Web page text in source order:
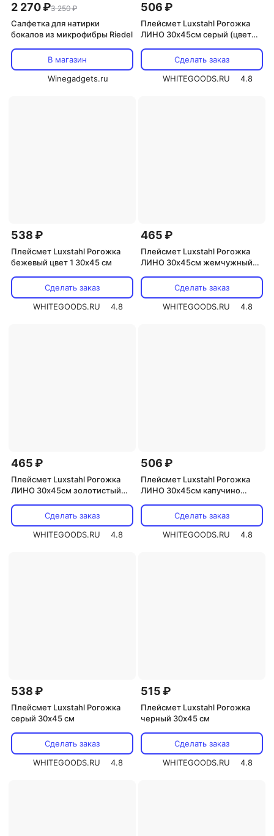
2 270 ₽3 250 ₽
Салфетка для натирки
бокалов из микрофибры Riedel
В магазин
Winegadgets.ru
506 ₽
Плейсмет Luxstahl Рогожка
ЛИНО 30х45см серый (цвет
Сделать заказ
WHITEGOODS.RU
4.8
538 ₽
Плейсмет Luxstahl Рогожка
бежевый цвет 1 30х45 см
Сделать заказ
WHITEGOODS.RU
4.8
465 ₽
Плейсмет Luxstahl Рогожка
ЛИНО 30х45см жемчужный
Сделать заказ
WHITEGOODS.RU
4.8
465 ₽
Плейсмет Luxstahl Рогожка
ЛИНО 30х45см золотистый
Сделать заказ
WHITEGOODS.RU
4.8
506 ₽
Плейсмет Luxstahl Рогожка
ЛИНО 30х45см капучино
Сделать заказ
WHITEGOODS.RU
4.8
538 ₽
Плейсмет Luxstahl Рогожка
серый 30х45 см
Сделать заказ
WHITEGOODS.RU
4.8
515 ₽
Плейсмет Luxstahl Рогожка
черный 30х45 см
Сделать заказ
WHITEGOODS.RU
4.8